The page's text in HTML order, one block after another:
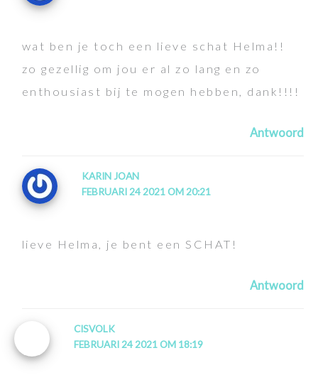
wat ben je toch een lieve schat Helma!!
zo gezellig om jou er al zo lang en zo
enthousiast bij te mogen hebben, dank!!!!
Antwoord
KARIN JOAN
FEBRUARI 24 2021 OM 20:21
lieve Helma, je bent een SCHAT!
Antwoord
CISVOLK
FEBRUARI 24 2021 OM 18:19